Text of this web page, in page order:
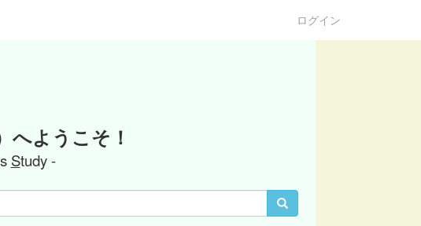
ログイン
へようこそ！
Study -